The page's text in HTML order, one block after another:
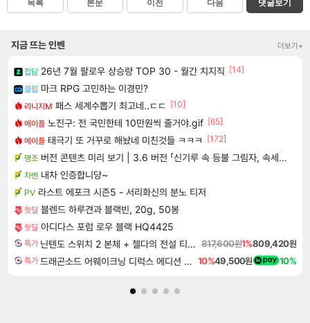
목록 본문 이전 다음 댓글보기
지금 뜨는 인벤 더보기+
잡담 26년 7월 팔로우 상승량 TOP 30 - 월간 치지직 [14]
클립 마크 RPG 고민하는 이경민?
리니지M 패스 세계수뽑기 최고네..ㄷㄷ [10]
메이플 노진구: 전 국민한테 10만원씩 줄거야.gif [65]
메이플 태극기 또 거꾸로 해놨네 미친것들 ㅋㅋㅋ [172]
명조 버전 콘텐츠 미리 보기 | 3.6 버전 「신기루 속 등불 그림자, 속세에 깃든 검의 결심」이 8월 20일에 업데이트됩니다!
차벤 내차 인증합니당~
PV 라스트 에포크 시즌5 - 서리화신의 분노 티저
핫딜 블렌드 하루견과 블랙빈, 20g, 50봉
핫딜 아디다스 포럼 로우 블랙 HQ4425
특가 닌텐도 스위치 2 본체 + 젤다의 전설 티어스 오브 더 킹덤 닌텐도 스위치 2 에디션 + 젤다의 전설 브레스 오브 더 와일드 닌텐도 스위치 2 에디션 번들 817,600원1%809,420원
특가 드래곤소드 어웨이크닝 디럭스 에디션 DragonSword Awakening Deluxe Edition 10%49,500원 10%